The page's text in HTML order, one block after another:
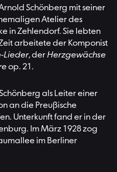
Schönberg mit seiner
Atelier des
in Zehlendorf. Sie lebten
arbeitete der Komponist
Lieder, derHerzgewächse
op. 21.
als Leiter einer
an die Preußische
Unterkunft fand er in der
Im März 1928 zog
im Berliner